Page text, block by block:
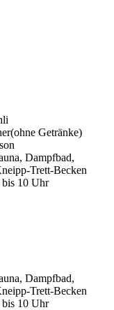
(ohne Getränke)
Dampfbad,
Trett-Becken
10 Uhr
Dampfbad,
Trett-Becken
10 Uhr